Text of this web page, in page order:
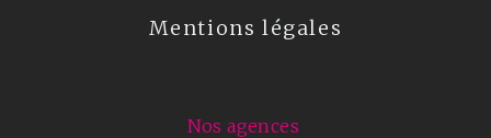
Mentions légales
Nos agences